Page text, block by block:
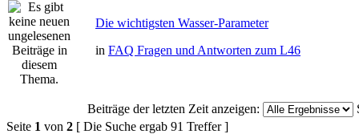
Die wichtigsten Wasser-Parameter
in FAQ Fragen und Antworten zum L46
Beiträge der letzten Zeit anzeigen:
Seite 1 von 2 [ Die Suche ergab 91 Treffer ]